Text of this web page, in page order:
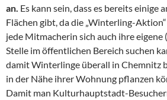
an. Es kann sein, dass es bereits einige
Flächen gibt, da die „Winterling-
jede Mitmacherin sich auch ihre eigene
Stelle im öffentlichen Bereich suchen
damit Winterlinge überall in Chemnitz
in der Nähe ihrer Wohnung pflanzen
Damit man Kulturhauptstadt-